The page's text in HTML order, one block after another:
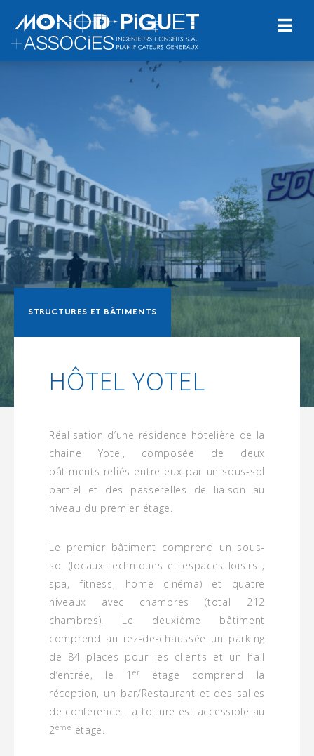
STRUCTURES ET BÂTIMENTS
HÔTEL YOTEL
Réalisation d’une résidence hôtelière de la
chaine Yotel, composée de deux
bâtiments reliés entre eux par un sous-sol
partiel et des passerelles de liaison au
niveau du premier étage.
Le premier bâtiment comprend un sous-
sol (locaux techniques et espaces loisirs ;
spa, fitness, home cinéma) et quatre
niveaux avec chambres (total 212
chambres). Le deuxième bâtiment
comprend au rez-de-chaussée un parking
de 84 places pour les clients et un hall
d’entrée, le 1 er
étage comprend la
réception, un bar/Restaurant et des salles
de conférence. La toiture est accessible au
2ème étage.